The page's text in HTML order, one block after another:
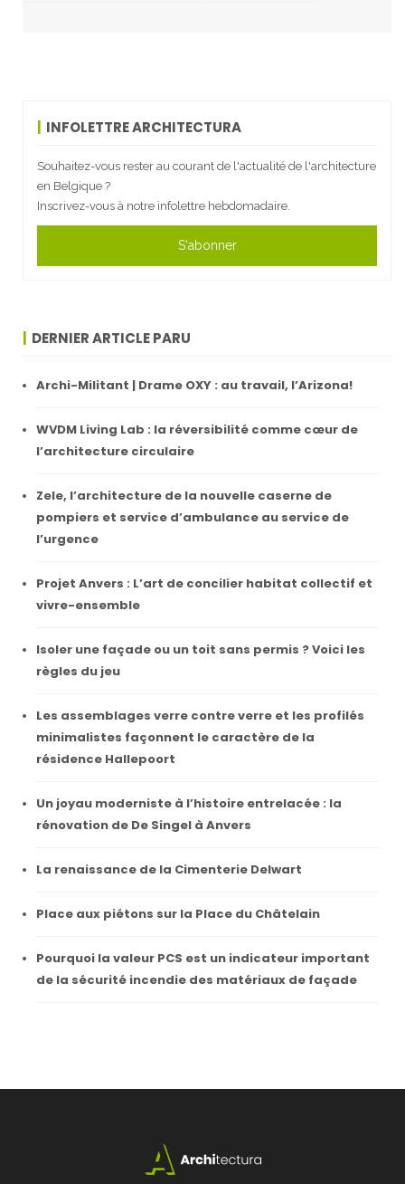
INFOLETTRE ARCHITECTURA
Souhaitez-vous rester au courant de l'actualité de l'architecture
en Belgique ?
Inscrivez-vous à notre infolettre hebdomadaire.
S'abonner
DERNIER ARTICLE PARU
Archi-Militant | Drame OXY : au travail, l’Arizona!
WVDM Living Lab : la réversibilité comme cœur de
l’architecture circulaire
Zele, l’architecture de la nouvelle caserne de
pompiers et service d’ambulance au service de
l’urgence
Projet Anvers : L’art de concilier habitat collectif et
vivre-ensemble
Isoler une façade ou un toit sans permis ? Voici les
règles du jeu
Les assemblages verre contre verre et les profilés
minimalistes façonnent le caractère de la
résidence Hallepoort
Un joyau moderniste à l’histoire entrelacée : la
rénovation de De Singel à Anvers
La renaissance de la Cimenterie Delwart
Place aux piétons sur la Place du Châtelain
Pourquoi la valeur PCS est un indicateur important
de la sécurité incendie des matériaux de façade